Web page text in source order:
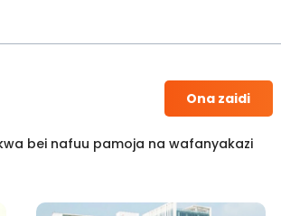
Ona zaidi
bei nafuu pamoja na wafanyakazi